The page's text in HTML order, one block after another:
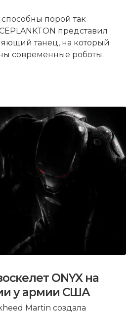
порой так
представил
танец, на который
современные роботы.
ONYX на
у армии США
Martin создала